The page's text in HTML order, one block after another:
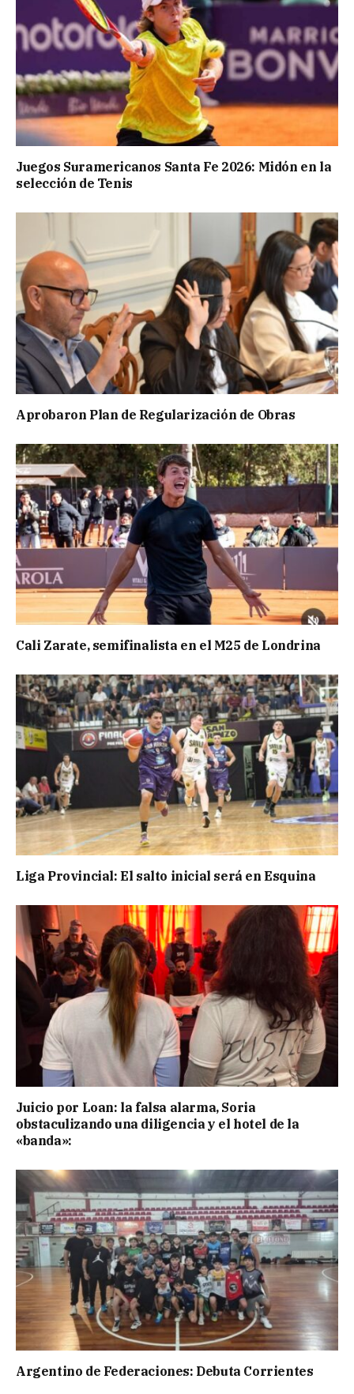
Juegos Suramericanos Santa Fe 2026: Midón en la
selección de Tenis
Aprobaron Plan de Regularización de Obras
Cali Zarate, semifinalista en el M25 de Londrina
Liga Provincial: El salto inicial será en Esquina
Juicio por Loan: la falsa alarma, Soria
obstaculizando una diligencia y el hotel de la
«banda»:
Argentino de Federaciones: Debuta Corrientes